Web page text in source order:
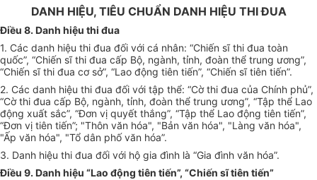
DANH HIỆU, TIÊU CHUẨN DANH HIỆU THI ĐUA
Điều 8. Danh hiệu thi đua
1. Các danh hiệu thi đua đối với cá nhân: “Chiến sĩ thi đua toàn
quốc”, “Chiến sĩ thi đua cấp Bộ, ngành, tỉnh, đoàn thể trung ương”,
“Chiến sĩ thi đua cơ sở”, “Lao động tiên tiến”, “Chiến sĩ tiên tiến”.
2. Các danh hiệu thi đua đối với tập thể: “Cờ thi đua của Chính phủ”,
“Cờ thi đua cấp Bộ, ngành, tỉnh, đoàn thể trung ương”, “Tập thể Lao
động xuất sắc”, “Đơn vị quyết thắng”, “Tập thể Lao động tiên tiến”,
“Đơn vị tiên tiến”; "Thôn văn hóa", "Bản văn hóa", "Làng văn hóa",
"Ấp văn hóa", "Tổ dân phố văn hóa”.
3. Danh hiệu thi đua đối với hộ gia đình là “Gia đình văn hóa”.
Điều 9. Danh hiệu “Lao động tiên tiến”, “Chiến sĩ tiên tiến”